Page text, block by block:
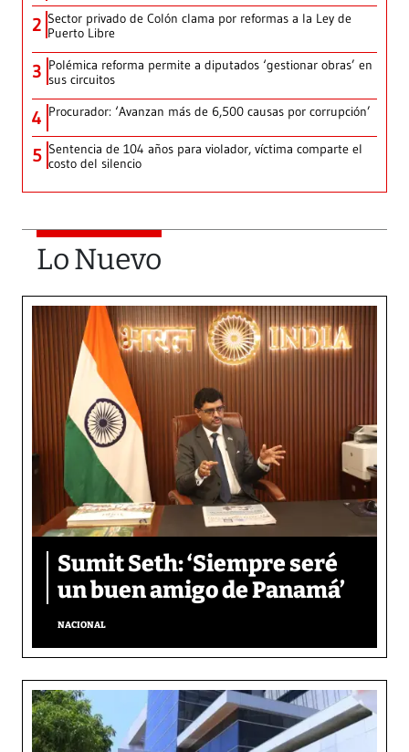
2 Sector privado de Colón clama por reformas a la Ley de
Puerto Libre
3 Polémica reforma permite a diputados ‘gestionar obras’ en
sus circuitos
4 Procurador: ‘Avanzan más de 6,500 causas por corrupción’
5 Sentencia de 104 años para violador, víctima comparte el
costo del silencio
Lo Nuevo
Sumit Seth: ‘Siempre seré
un buen amigo de Panamá’
NACIONAL